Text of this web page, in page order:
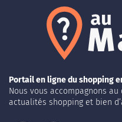
Portail en ligne du shopping
Nous vous accompagnons
actualités shopping et bien